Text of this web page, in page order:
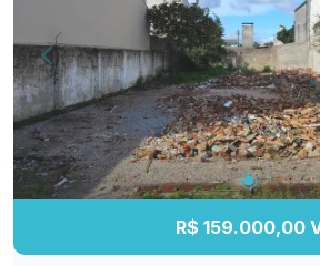
contato e agende sua visita.
excelente apartamento e
lar!
R$ 159.000,00